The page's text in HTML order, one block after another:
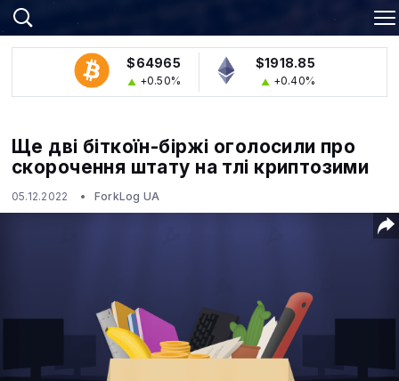
$64965
+0.50%
$1918.85
+0.40%
Ще дві біткоїн-біржі оголосили про
скорочення штату на тлі криптозими
05.12.2022 ForkLog UA